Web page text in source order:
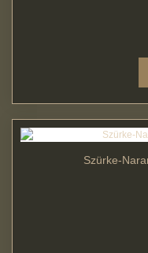
Szürke-